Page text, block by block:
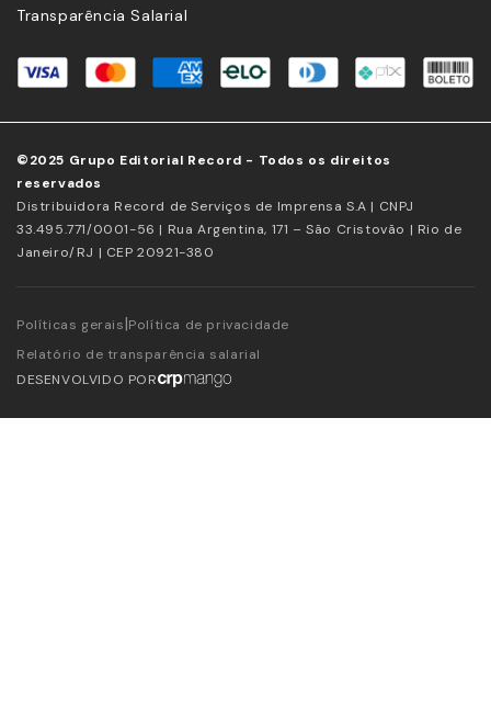
Transparência Salarial
©2025 Grupo Editorial Record - Todos os direitos
reservados
Distribuidora Record de Serviços de Imprensa S.A | CNPJ
33.495.771/0001-56 | Rua Argentina, 171 – São Cristovão | Rio de
Janeiro/RJ | CEP 20921-380
Políticas gerais|Política de privacidade
Relatório de transparência salarial
DESENVOLVIDO POR